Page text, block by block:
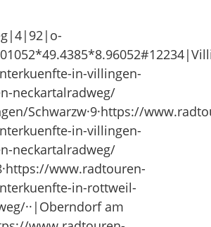
in-villingen-
neckartalradweg/
Schwarzw·9·https://
in-villingen-
neckartalradweg/
www.radtouren-
in-rottweil-
··|Oberndorf am